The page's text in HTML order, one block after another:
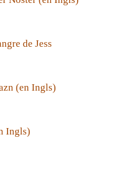
de Jess
(en Ingls)
Ingls)